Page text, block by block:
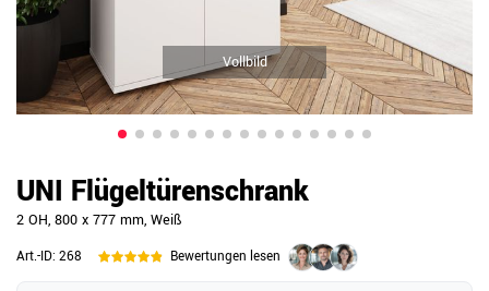
Vollbild
UNI Flügeltürenschrank
2 OH, 800 x 777 mm, Weiß
Art.-ID: 268 Bewertungen lesen